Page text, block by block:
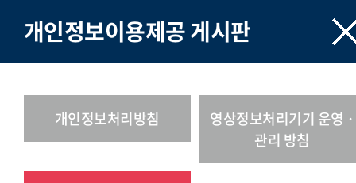
개인정보이용제공 게시판
개인정보처리방침
영상정보처리기기 운영 ·
관리 방침